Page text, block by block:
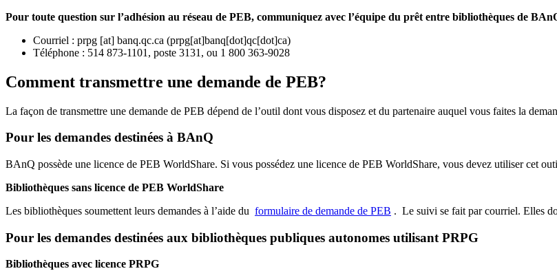
Pour toute question sur l’adhésion au réseau de PEB, communiquez avec l’équipe du prêt entre bibliothèques de
Courriel : prpg [at] banq.qc.ca (prpg[at]banq[dot]qc[dot]ca)
Téléphone : 514 873-1101, poste 3131, ou 1 800 363-9028
Comment transmettre une demande de PEB?
La façon de transmettre une demande de PEB dépend de l’outil dont vous disposez et du partenaire auquel vous faites la
Pour les demandes destinées à BAnQ
BAnQ possède une licence de PEB WorldShare. Si vous possédez une licence de PEB WorldShare, vous devez utiliser cet
Bibliothèques sans licence de PEB WorldShare
Les bibliothèques soumettent leurs demandes à l’aide du formulaire de demande de PEB . Le suivi se fait par courriel. Elles
Pour les demandes destinées aux bibliothèques publiques autonomes utilisant PRPG
Bibliothèques avec licence PRPG